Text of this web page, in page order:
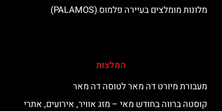
מלונות מומלצים בעיירה פלמוס (PALAMOS)
המלצות
מעבורת מיורט דה מאר לטוסה דה מאר
קוסטה ברווה בחודש מאי – מזג אוויר, אירועים, אתרי